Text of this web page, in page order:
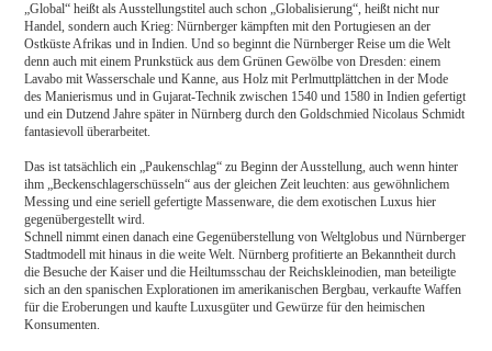
„Global“ heißt als Ausstellungstitel auch schon „Globalisierung“, heißt nicht nur
Handel, sondern auch Krieg: Nürnberger kämpften mit den Portugiesen an der
Ostküste Afrikas und in Indien. Und so beginnt die Nürnberger Reise um die Welt
denn auch mit einem Prunkstück aus dem Grünen Gewölbe von Dresden: einem
Lavabo mit Wasserschale und Kanne, aus Holz mit Perlmuttplättchen in der Mode
des Manierismus und in Gujarat-Technik zwischen 1540 und 1580 in Indien gefertigt
und ein Dutzend Jahre später in Nürnberg durch den Goldschmied Nicolaus Schmidt
fantasievoll überarbeitet.
Das ist tatsächlich ein „Paukenschlag“ zu Beginn der Ausstellung, auch wenn hinter
ihm „Beckenschlagerschüsseln“ aus der gleichen Zeit leuchten: aus gewöhnlichem
Messing und eine seriell gefertigte Massenware, die dem exotischen Luxus hier
gegenübergestellt wird.
Schnell nimmt einen danach eine Gegenüberstellung von Weltglobus und Nürnberger
Stadtmodell mit hinaus in die weite Welt. Nürnberg profitierte an Bekanntheit durch
die Besuche der Kaiser und die Heiltumsschau der Reichskleinodien, man beteiligte
sich an den spanischen Explorationen im amerikanischen Bergbau, verkaufte Waffen
für die Eroberungen und kaufte Luxusgüter und Gewürze für den heimischen
Konsumenten.